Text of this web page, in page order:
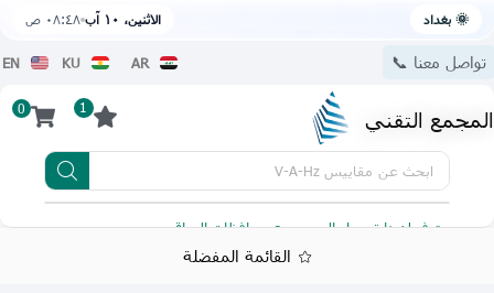
🌞 بغداد الاثنين، ١٠ آب ٠٨:٤٨ ص
تواصل معنا 📞 AR
KU
EN
المجمع التقني 1
0
ابحث عن مقاييس V-A-Hz
يتوفر لدينا توصيل الى جميع محافظات العراق
القائمة المفضلة